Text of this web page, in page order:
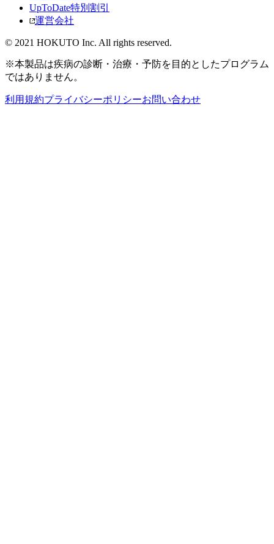
UpToDate特別割引
運営会社
© 2021 HOKUTO Inc. All rights reserved.
※本製品は疾病の診断・治療・予防を目的としたプログラム
ではありません。
利用規約プライバシーポリシーお問い合わせ